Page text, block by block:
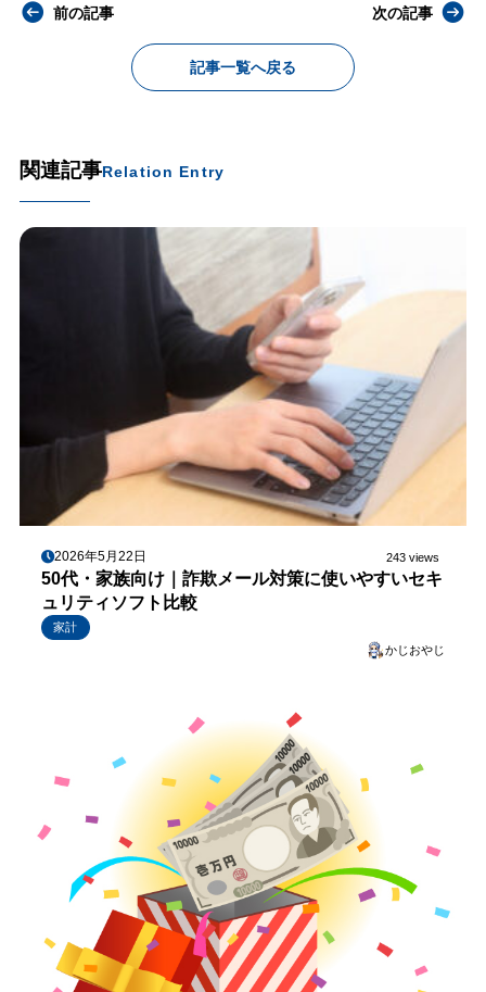
前の記事
記事一覧へ戻る
次の記事
関連記事Relation Entry
2026年5月22日 243 views
50代・家族向け｜詐欺メール対策に使いやすいセキ
ュリティソフト比較
家計
かじおやじ